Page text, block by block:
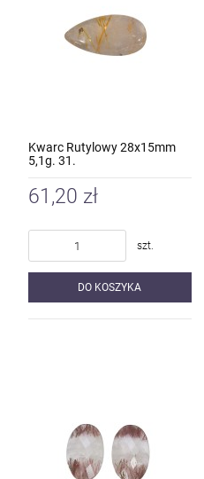
Kwarc Rutylowy 28x15mm
5,1g. 31.
61,20 zł
szt.
DO KOSZYKA